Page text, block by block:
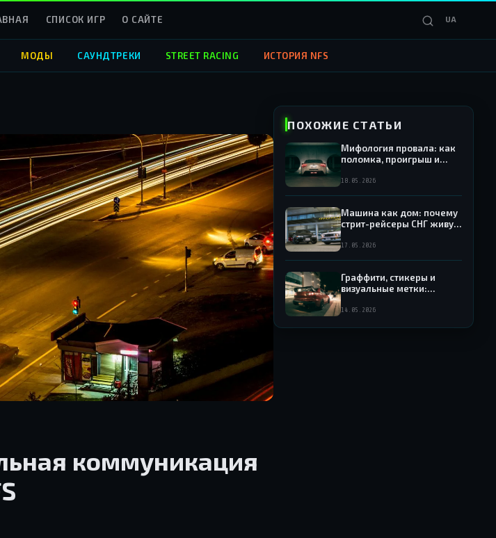
СПИСОК ИГР О САЙТЕ UA
МОДЫ САУНДТРЕКИ STREET RACING ИСТОРИЯ NFS
коммуникация
ПОХОЖИЕ СТАТЬИ
Мифология провала: как
поломка, проигрыш и
характер уличного
18.05.2026
Машина как дом: почему
стрит-рейсеры СНГ живут
передаёт
17.05.2026
Граффити, стикеры и
визуальные метки:
уличных гонщиков СНГ и
14.05.2026